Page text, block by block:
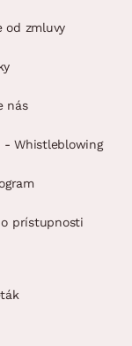
od zmluvy
nás
- Whistleblowing
prístupnosti